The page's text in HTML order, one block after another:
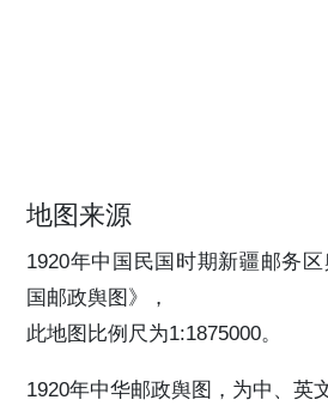
地图来源
1920年中国民国时期新疆邮务
国邮政舆图》，
此地图比例尺为1:1875000。
1920年中华邮政舆图，为中、英